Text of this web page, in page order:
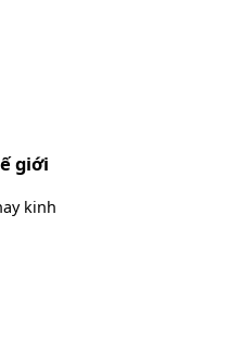
giới
kinh